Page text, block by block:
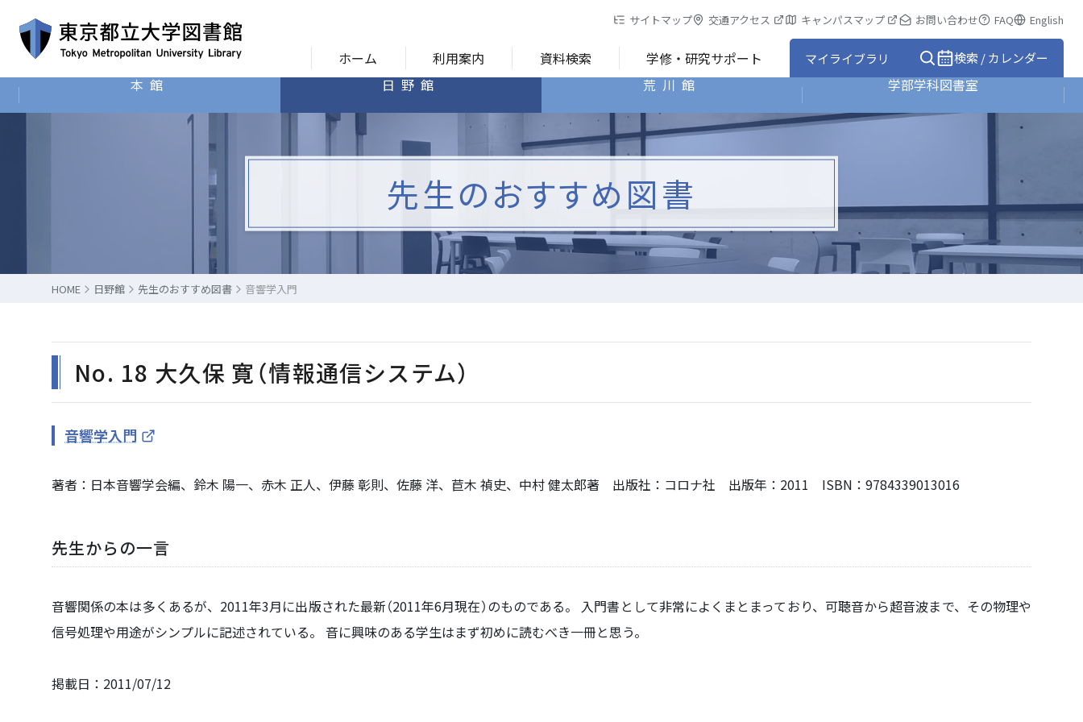
サイトマップ 交通アクセス キャンパスマップ お問い合わせ FAQ English
ホーム 利用案内 資料検索 学修・研究サポート マイライブラリ 検索 / カレンダー
本館 日野館 荒川館 学部学科図書室
先生のおすすめ図書
HOME 日野館 先生のおすすめ図書 音響学入門
No. 18 大久保 寛（情報通信システム）
音響学入門
著者：日本音響学会編、鈴木 陽一、赤木 正人、伊藤 彰則、佐藤 洋、苣木 禎史、中村 健太郎著 出版社：コロナ社 出版年：2011 ISBN：9784339013016
先生からの一言
音響関係の本は多くあるが、2011年3月に出版された最新（2011年6月現在）のものである。 入門書として非常によくまとまっており、可聴音から超音波まで、その物理や
信号処理や用途がシンプルに記述されている。 音に興味のある学生はまず初めに読むべき一冊と思う。
掲載日：2011/07/12